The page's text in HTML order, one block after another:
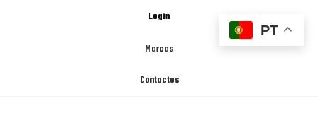
Login
Marcas
Contactos
PT